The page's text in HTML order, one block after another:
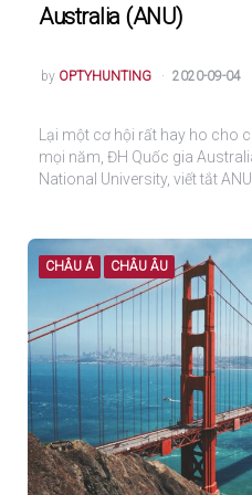
Australia (ANU)
POSTED
by OPTYHUNTING 2020-09-04
Lại một cơ hội rất hay ho cho
mọi năm, ĐH Quốc gia
National University, viết tắt
CHÂU Á CHÂU ÂU